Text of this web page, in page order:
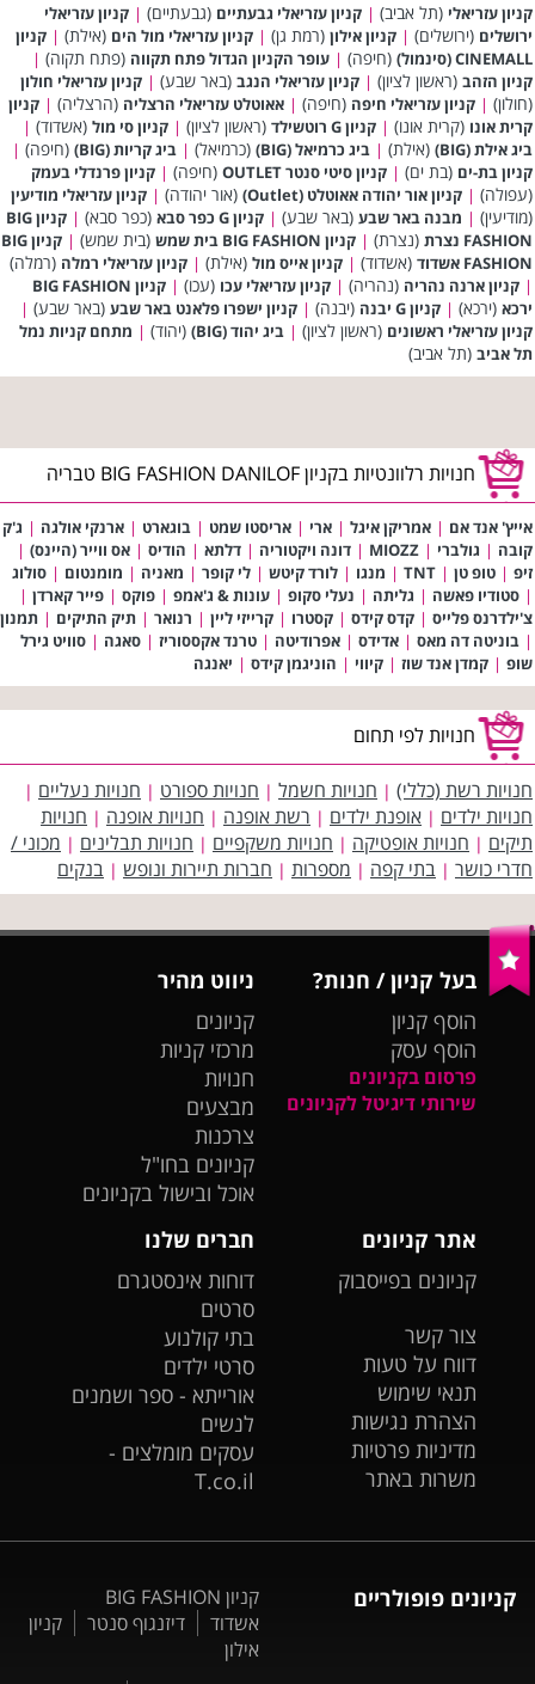
קניון עזריאלי (תל אביב) | קניון עזריאלי גבעתיים (גבעתיים) | קניון עזריאלי
ירושלים (ירושלים) | קניון אילון (רמת גן) | קניון עזריאלי מול הים (אילת) | קניון
CINEMALL (סינמול)
(חיפה) | עופר הקניון הגדול פתח תקווה (פתח תקוה) |
קניון הזהב (ראשון לציון) | קניון עזריאלי הנגב (באר שבע) | קניון עזריאלי חולון
(חולון) | קניון עזריאלי חיפה (חיפה) | אאוטלט עזריאלי הרצליה (הרצליה) | קניון
קרית אונו (קרית אונו) | קניון G רוטשילד (ראשון לציון) | קניון סי מול (אשדוד) |
ביג אילת (BIG)
(אילת) | ביג כרמיאל (BIG) (כרמיאל) | ביג קריות (BIG) (חיפה) |
קניון בת-ים (בת ים) | קניון סיטי סנטר OUTLET (חיפה) | קניון פרנדלי בעמק
(עפולה) | קניון אור יהודה אאוטלט (Outlet) (אור יהודה) | קניון עזריאלי מודיעין
(מודיעין) | מבנה באר שבע (באר שבע) | קניון G כפר סבא (כפר סבא) |
קניון BIG
FASHION נצרת
(נצרת) | קניון BIG FASHION בית שמש (בית שמש) |
קניון BIG
FASHION אשדוד
(אשדוד) | קניון אייס מול (אילת) | קניון עזריאלי רמלה (רמלה)
| קניון ארנה נהריה (נהריה) | קניון עזריאלי עכו (עכו) |
קניון BIG FASHION
ירכא (ירכא) | קניון G יבנה (יבנה) | קניון ישפרו פלאנט באר שבע (באר שבע) |
קניון עזריאלי ראשונים (ראשון לציון) | ביג יהוד (BIG) (יהוד) | מתחם קניות נמל
תל אביב (תל אביב)
חנויות רלוונטיות בקניון BIG FASHION DANILOF טבריה
אייץ' אנד אם | אמריקן איגל | ארי | אריסטו שמט | בוגארט | ארנקי אולגה | ג'ק
קובה | גולברי |
MIOZZ
| דונה ויקטוריה | דלתא | הודיס | אס ווייר (היינס) |
זיפ | טופ טן |
TNT
| מנגו | לורד קיטש | לי קופר | מאניה | מומנטום | סולוג
| סטודיו פאשה | גליתה | נעלי סקופ | עונות & ג'אמפ | פוקס | פייר קארדן |
צ'ילדרנס פלייס | קדס קידס | קסטרו | קרייזי ליין | רנואר | תיק התיקים | תמנון
| בוניטה דה מאס | אדידס | אפרודיטה | טרנד אקססוריז | סאגה | סוויט גירל
שופ | קמדן אנד שוז | קיווי | הוניגמן קידס | יאנגה
חנויות לפי תחום
חנויות רשת (כללי) | חנויות חשמל | חנויות ספורט | חנויות נעליים |
חנויות ילדים | אופנת ילדים | רשת אופנה | חנויות אופנה | חנויות
תיקים | חנויות אופטיקה | חנויות משקפיים | חנויות תבלינים | מכוני /
חדרי כושר | בתי קפה | מספרות | חברות תיירות ונופש | בנקים
בעל קניון / חנות?
הוסף קניון
הוסף עסק
פרסום בקניונים
שירותי דיגיטל לקניונים
ניווט מהיר
קניונים
מרכזי קניות
חנויות
מבצעים
צרכנות
קניונים בחו"ל
אוכל ובישול בקניונים
אתר קניונים
קניונים בפייסבוק
צור קשר
דווח על טעות
תנאי שימוש
הצהרת נגישות
מדיניות פרטיות
משרות באתר
חברים שלנו
דוחות אינסטגרם
סרטים
בתי קולנוע
סרטי ילדים
אורייתא - ספר ושמנים
לנשים
עסקים מומלצים -
T.co.il
קניונים פופולריים
קניון BIG FASHION
אשדוד
דיזנגוף סנטר
קניון
אילון